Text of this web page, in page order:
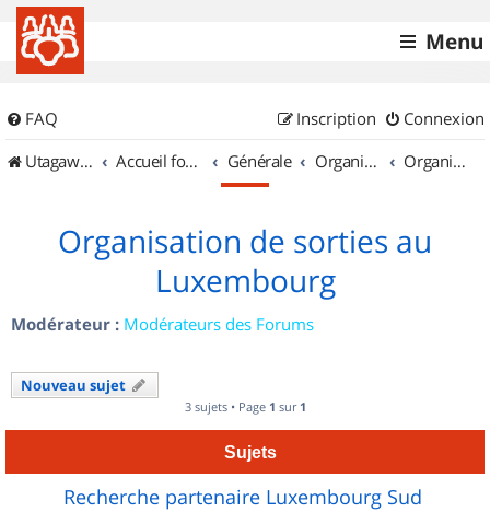
Menu
FAQ Connexion
Inscription
UtagawaVTT (Randos VTT et VTTAE avec traces GPS)
Accueil forum Générale Organisation de sorties & Recherche de partenaires Organisation de sorties au Luxembourg
Organisation de sorties au
Luxembourg
Modérateur : Modérateurs des Forums
Nouveau sujet
3 sujets • Page 1 sur 1
Sujets
Recherche partenaire Luxembourg Sud